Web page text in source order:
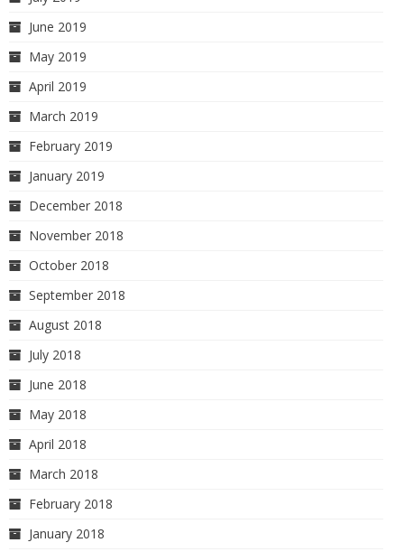
June 2019
May 2019
April 2019
March 2019
February 2019
January 2019
December 2018
November 2018
October 2018
September 2018
August 2018
July 2018
June 2018
May 2018
April 2018
March 2018
February 2018
January 2018